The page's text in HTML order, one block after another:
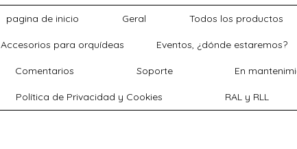
pagina de inicio Geral Todos los productos
Accesorios para orquídeas Eventos, ¿dónde estaremos?
Comentarios Soporte En
Política de Privacidad y Cookies RAL y RLL